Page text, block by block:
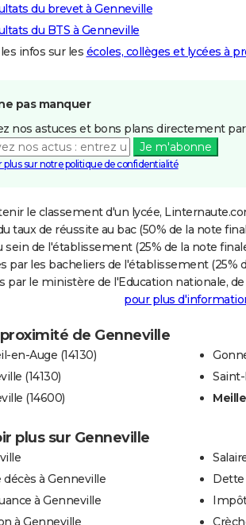
du brevet à Genneville
du BTS à Genneville
infos sur les écoles, collèges et lycées à
pas manquer
nos astuces et bons plans directement
Je m'abonne
plus sur notre politique de confidentialité
le classement d'un lycée,
taux de réussite au bac (50% de la note
sein de l'établissement (25% de la note
par les bacheliers de l'établissement (25%
par le ministère de l'Education nationale,
pour plus
de Genneville
en-Auge (14130)
(14130)
(14600)
plus sur Genneville
décès à Genneville
à Genneville
à Genneville
Dette